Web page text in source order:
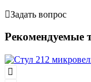
Задать вопрос
Рекомендуемые